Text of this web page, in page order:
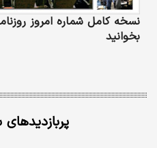
نسخه کامل شماره امروز
بخوانید